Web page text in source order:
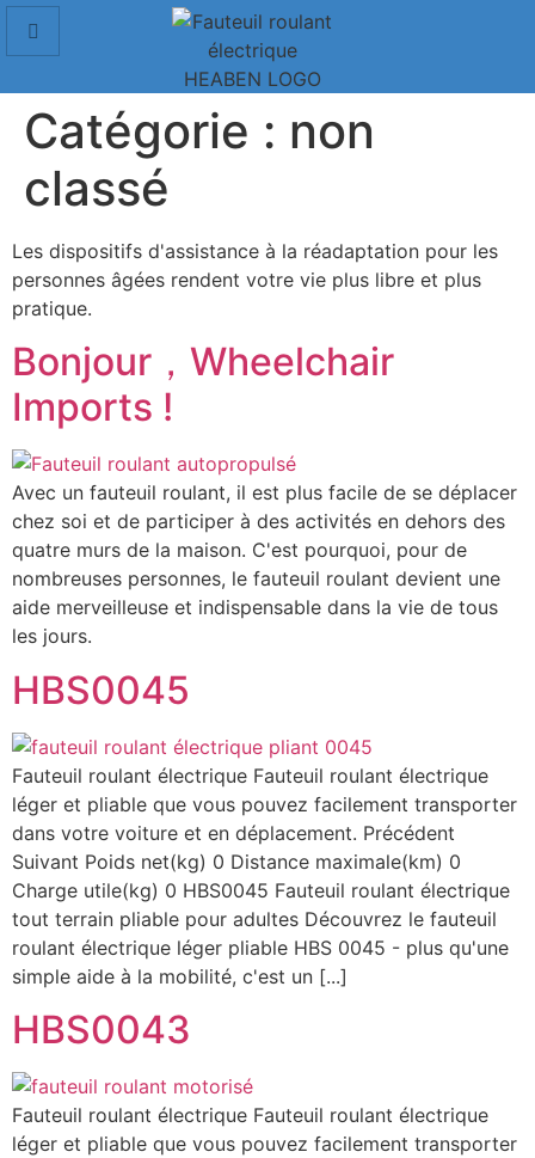
Catégorie : non
classé
Les dispositifs d'assistance à la réadaptation pour les
personnes âgées rendent votre vie plus libre et plus
pratique.
Bonjour，Wheelchair
Imports !
Avec un fauteuil roulant, il est plus facile de se déplacer
chez soi et de participer à des activités en dehors des
quatre murs de la maison. C'est pourquoi, pour de
nombreuses personnes, le fauteuil roulant devient une
aide merveilleuse et indispensable dans la vie de tous
les jours.
HBS0045
Fauteuil roulant électrique Fauteuil roulant électrique
léger et pliable que vous pouvez facilement transporter
dans votre voiture et en déplacement. Précédent
Suivant Poids net(kg) 0 Distance maximale(km) 0
Charge utile(kg) 0 HBS0045 Fauteuil roulant électrique
tout terrain pliable pour adultes Découvrez le fauteuil
roulant électrique léger pliable HBS 0045 - plus qu'une
simple aide à la mobilité, c'est un [...]
HBS0043
Fauteuil roulant électrique Fauteuil roulant électrique
léger et pliable que vous pouvez facilement transporter